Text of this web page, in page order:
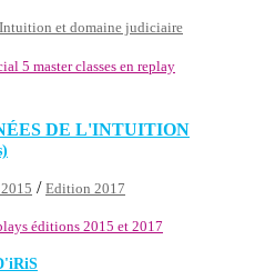
et domaine judiciaire
5 master classes en replay
DE L'INTUITION
/ Edition 2017
éditions 2015 et 2017
iRiS